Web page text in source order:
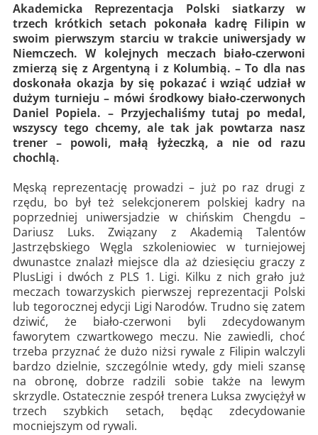
Akademicka Reprezentacja Polski siatkarzy w
trzech krótkich setach pokonała kadrę Filipin w
swoim pierwszym starciu w trakcie uniwersjady w
Niemczech. W kolejnych meczach biało-czerwoni
zmierzą się z Argentyną i z Kolumbią. – To dla nas
doskonała okazja by się pokazać i wziąć udział w
dużym turnieju – mówi środkowy biało-czerwonych
Daniel Popiela. – Przyjechaliśmy tutaj po medal,
wszyscy tego chcemy, ale tak jak powtarza nasz
trener – powoli, małą łyżeczką, a nie od razu
chochlą.
Męską reprezentację prowadzi – już po raz drugi z
rzędu, bo był też selekcjonerem polskiej kadry na
poprzedniej uniwersjadzie w chińskim Chengdu –
Dariusz Luks. Związany z Akademią Talentów
Jastrzębskiego Węgla szkoleniowiec w turniejowej
dwunastce znalazł miejsce dla aż dziesięciu graczy z
PlusLigi i dwóch z PLS 1. Ligi. Kilku z nich grało już
meczach towarzyskich pierwszej reprezentacji Polski
lub tegorocznej edycji Ligi Narodów. Trudno się zatem
dziwić, że biało-czerwoni byli zdecydowanym
faworytem czwartkowego meczu. Nie zawiedli, choć
trzeba przyznać że dużo niżsi rywale z Filipin walczyli
bardzo dzielnie, szczególnie wtedy, gdy mieli szansę
na obronę, dobrze radzili sobie także na lewym
skrzydle. Ostatecznie zespół trenera Luksa zwyciężył w
trzech szybkich setach, będąc zdecydowanie
mocniejszym od rywali.